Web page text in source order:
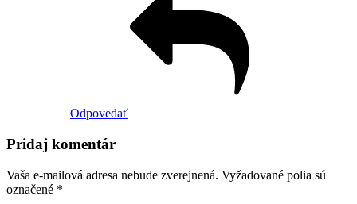
Odpovedať
Pridaj komentár
Vaša e-mailová adresa nebude zverejnená. Vyžadované polia sú
označené *